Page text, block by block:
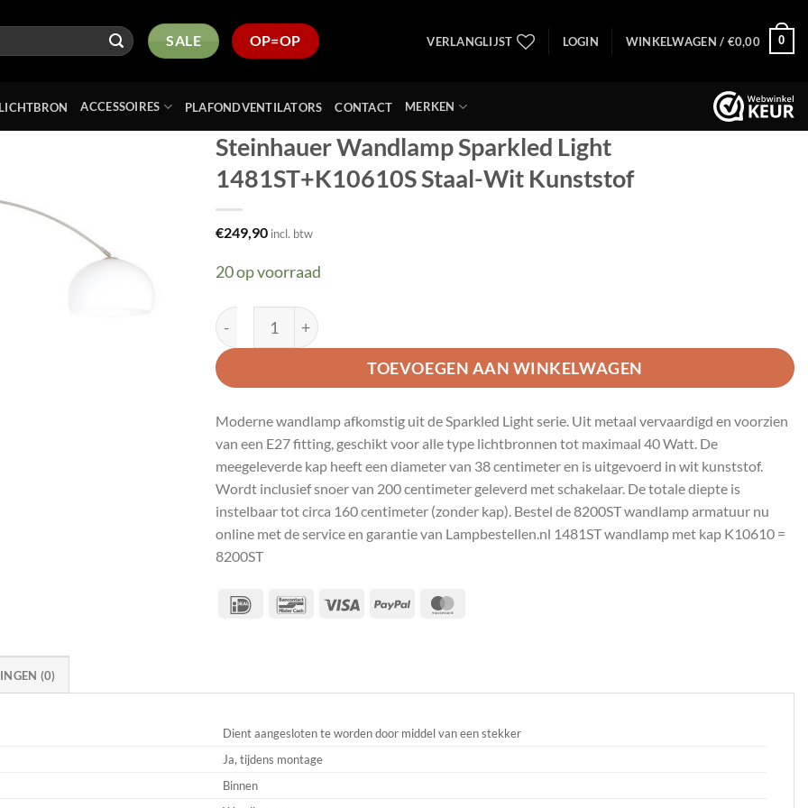
SALE OP=OP VERLANGLIJST LOGIN WINKELWAGEN / €0,00 0
LICHTBRON ACCESSOIRES PLAFONDVENTILATORS CONTACT MERKEN
Steinhauer Wandlamp Sparkled Light
1481ST+K10610S Staal-Wit Kunststof
€249,90 incl. btw
20 op voorraad
Steinhauer Wandlamp Sparkled Light 1481ST+K10610S Staal-Wit Kunststof aantal
TOEVOEGEN AAN WINKELWAGEN
Moderne wandlamp afkomstig uit de Sparkled Light serie. Uit metaal vervaardigd en voorzien
van een E27 fitting, geschikt voor alle type lichtbronnen tot maximaal 40 Watt. De
meegeleverde kap heeft een diameter van 38 centimeter en is uitgevoerd in wit kunststof.
Wordt inclusief snoer van 200 centimeter geleverd met schakelaar. De totale diepte is
instelbaar tot circa 160 centimeter (zonder kap). Bestel de 8200ST wandlamp armatuur nu
online met de service en garantie van Lampbestellen.nl 1481ST wandlamp met kap K10610 =
8200ST
IDeal Bancontact
Visa PayPal
(0)
Dient aangesloten te worden door middel van een stekker
Ja, tijdens montage
Binnen